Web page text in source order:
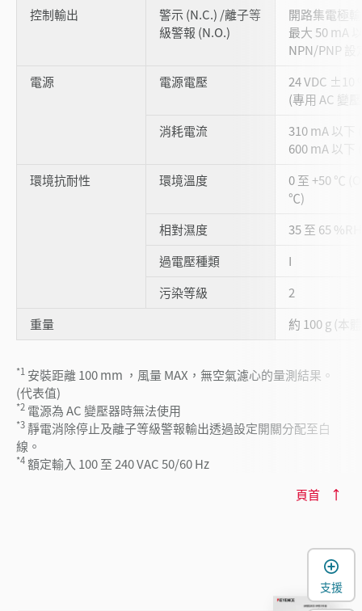
控制輸出
警示 (N.C.) /離子等
級警報 (N.O.)
開路集電極
最大 50 mA
NPN/PNP 設
電源
電源電壓
24 VDC ±10
(專用 AC 變
消耗電流
310 mA 以下
600 mA 以下
環境抗耐性
環境溫度
0 至 +50 ℃
℃)
相對濕度
35 至 65
過電壓種類
I
污染等級
2
重量
約 100 g (本
*1 安裝距離 100 mm ，風量 MAX，無空氣濾心的量測結果。
(代表值)
*2 電源為 AC 變壓器時無法使用
*3靜電消除停止及離子等級警報輸出透過設定開關分配至白
線。
*4額定輸入 100 至 240 VAC 50/60 Hz
頁首
支援